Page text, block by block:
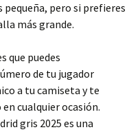
pero si prefieres
más grande.
que puedes
de tu jugador
a tu camiseta y te
cualquier ocasión.
gris 2025 es una